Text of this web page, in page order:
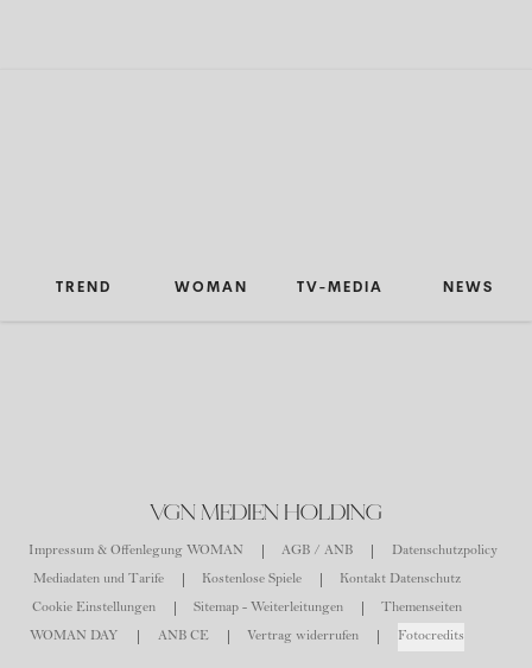
TREND WOMAN TV-MEDIA NEWS
VGN MEDIEN HOLDING
Impressum & Offenlegung WOMAN AGB / ANB
Datenschutzpolicy
Mediadaten und Tarife
Kostenlose Spiele
Kontakt Datenschutz
Cookie Einstellungen
Sitemap - Weiterleitungen
Themenseiten
WOMAN DAY
ANB CE Vertrag widerrufen Fotocredits